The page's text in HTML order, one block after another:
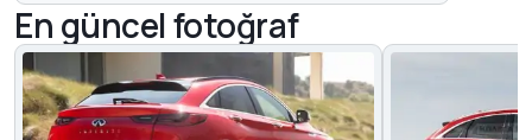
En güncel fotoğraf